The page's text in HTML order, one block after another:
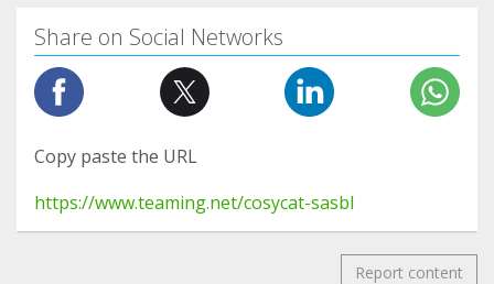
Share on Social Networks
Copy paste the URL
https://www.teaming.net/cosycat-sasbl
Report content